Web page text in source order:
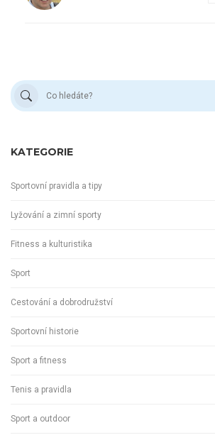
KATEGORIE
Sportovní pravidla a tipy
Lyžování a zimní sporty
Fitness a kulturistika
Sport
Cestování a dobrodružství
Sportovní historie
Sport a fitness
Tenis a pravidla
Sport a outdoor